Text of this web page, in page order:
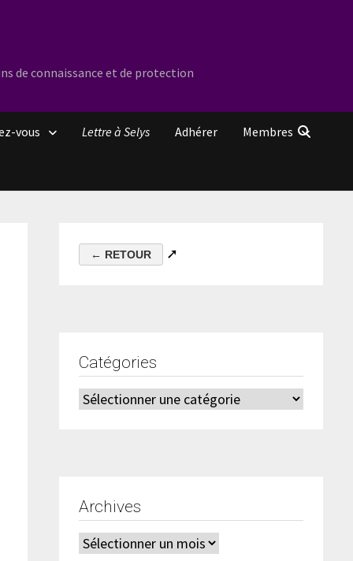
de connaissance et de protection
vous Lettre à Selys Adhérer Membres
➚
Catégories
Catégories
Archives
Archives